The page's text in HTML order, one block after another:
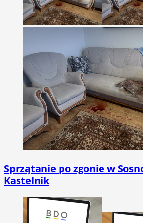
Sprzątanie po zgonie w
Kastelnik